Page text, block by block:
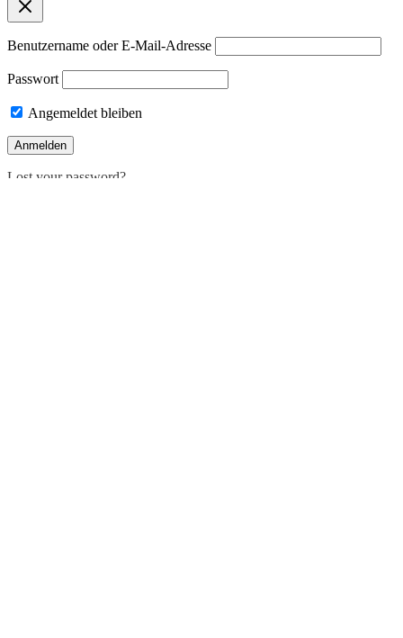
Benutzername oder E-Mail-Adresse
Passwort
Angemeldet bleiben
Lost your password?